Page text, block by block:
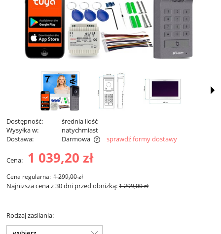
Dostępność:
średnia ilość
Wysyłka w:
natychmiast
Dostawa:
Darmowa
sprawdź formy dostawy
Cena: 1 039,20 zł
Cena regularna: 1 299,00 zł
Najniższa cena z 30 dni przed obniżką:1 299,00 zł
Rodzaj zasilania: